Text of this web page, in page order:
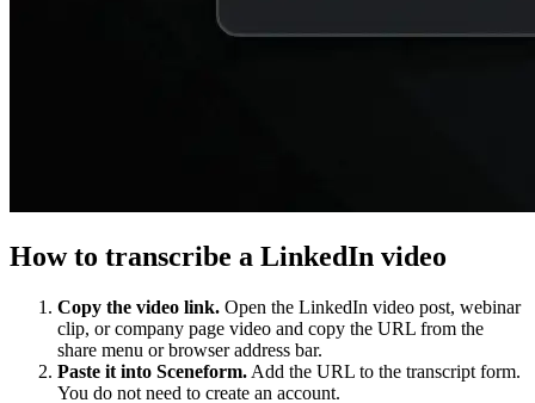
How to transcribe a LinkedIn video
Copy the video link. Open the LinkedIn video post, webinar
clip, or company page video and copy the URL from the
share menu or browser address bar.
Paste it into Sceneform. Add the URL to the transcript form.
You do not need to create an account.